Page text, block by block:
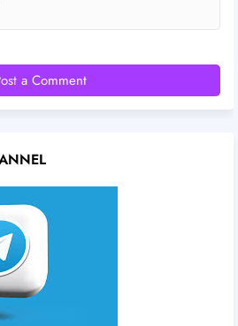
a Comment